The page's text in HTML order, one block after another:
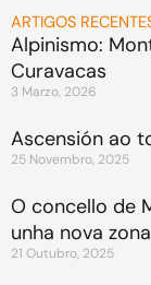
ARTIGOS
Alpinismo:
Curavacas
3 Marzo, 2026
Ascensión ao
25 Novembro, 2025
O concello de
unha nova
21 Outubro, 2025